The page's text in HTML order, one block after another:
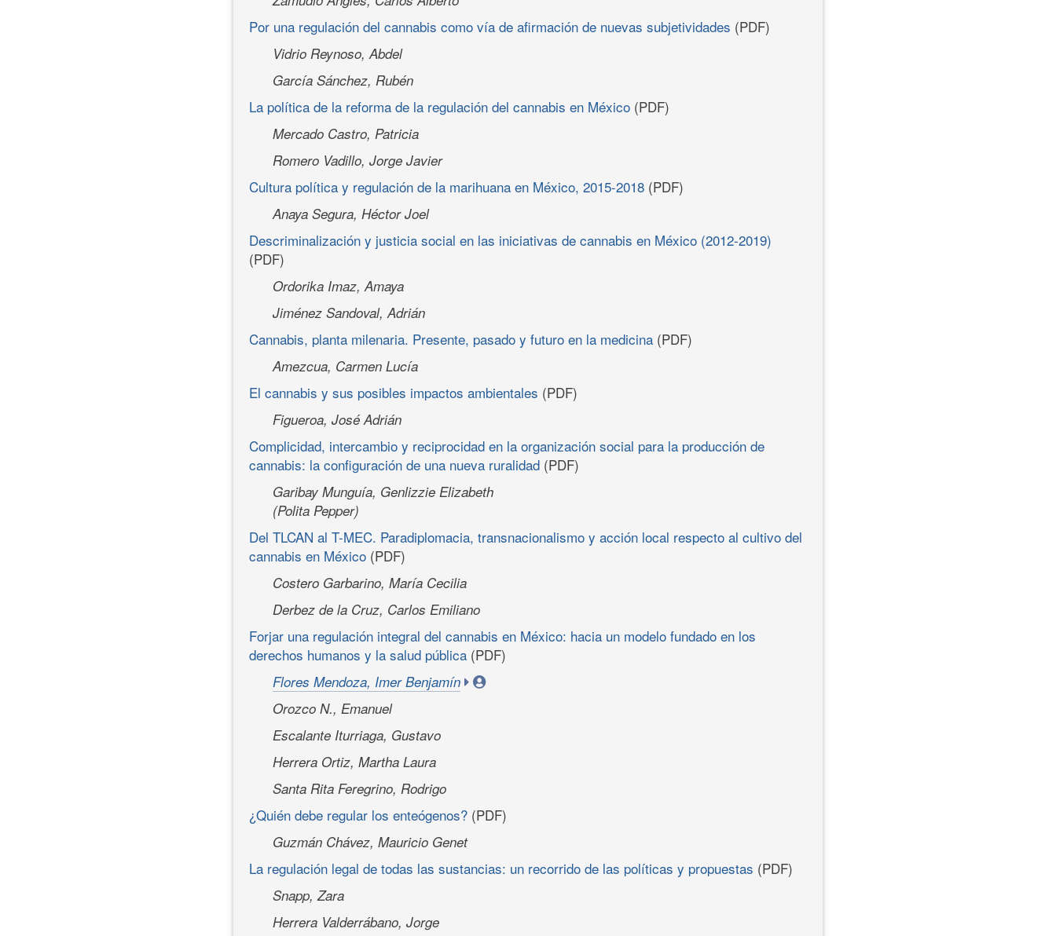
Por una regulación del cannabis como vía de afirmación de nuevas subjetividades (PDF)
Vidrio Reynoso, Abdel
García Sánchez, Rubén
La política de la reforma de la regulación del cannabis en México (PDF)
Mercado Castro, Patricia
Romero Vadillo, Jorge Javier
Cultura política y regulación de la marihuana en México, 2015-2018 (PDF)
Anaya Segura, Héctor Joel
Descriminalización y justicia social en las iniciativas de cannabis en México (2012-2019)
(PDF)
Ordorika Imaz, Amaya
Jiménez Sandoval, Adrián
Cannabis, planta milenaria. Presente, pasado y futuro en la medicina (PDF)
Amezcua, Carmen Lucía
El cannabis y sus posibles impactos ambientales (PDF)
Figueroa, José Adrián
Complicidad, intercambio y reciprocidad en la organización social para la producción de
cannabis: la configuración de una nueva ruralidad (PDF)
Garibay Munguía, Genlizzie Elizabeth
(Polita Pepper)
Del TLCAN al T-MEC. Paradiplomacia, transnacionalismo y acción local respecto al cultivo del
cannabis en México (PDF)
Costero Garbarino, María Cecilia
Derbez de la Cruz, Carlos Emiliano
Forjar una regulación integral del cannabis en México: hacia un modelo fundado en los
derechos humanos y la salud pública (PDF)
Flores Mendoza, Imer Benjamín
Orozco N., Emanuel
Escalante Iturriaga, Gustavo
Herrera Ortiz, Martha Laura
Santa Rita Feregrino, Rodrigo
¿Quién debe regular los enteógenos? (PDF)
Guzmán Chávez, Mauricio Genet
La regulación legal de todas las sustancias: un recorrido de las políticas y propuestas (PDF)
Snapp, Zara
Herrera Valderrábano, Jorge